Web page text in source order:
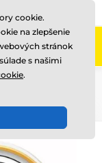
+421220255160
cookie.
na zlepšenie
stránok
s našimi
.